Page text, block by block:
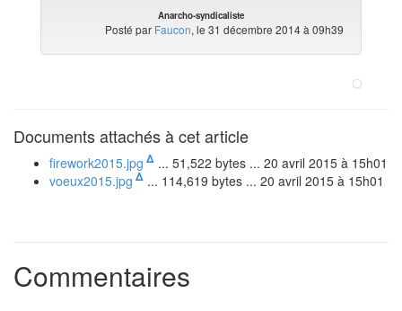
Anarcho-syndicaliste
Posté par Faucon, le 31 décembre 2014 à 09h39
Documents attachés à cet article
firework2015.jpg Δ ... 51,522 bytes ... 20 avril 2015 à 15h01
voeux2015.jpg Δ ... 114,619 bytes ... 20 avril 2015 à 15h01
Commentaires